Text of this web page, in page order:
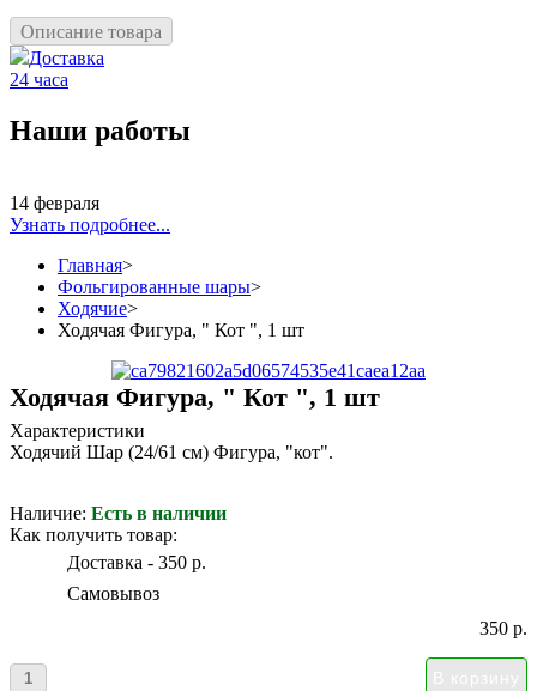
Описание товара
Доставка
24 часа
Наши работы
14 февраля
Узнать подробнее...
Главная>
Фольгированные шары>
Ходячие>
Ходячая Фигура, " Кот ", 1 шт
Ходячая Фигура, " Кот ", 1 шт
Характеристики
Ходячий Шар (24/61 см) Фигура, "кот".
Наличие: Есть в наличии
Как получить товар:
Доставка - 350 р.
Самовывоз
350 р.